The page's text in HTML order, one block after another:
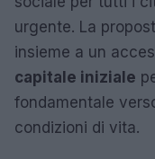
urgente. La
insieme a un
capitale iniziale
fondamentale
condizioni di vita.